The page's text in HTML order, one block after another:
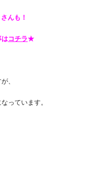
んも！
はコチラ★
、
っています。